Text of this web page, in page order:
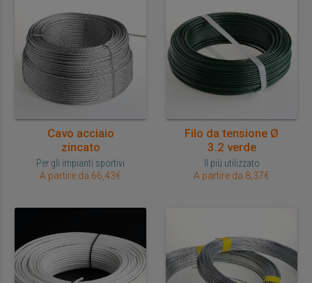
Cavo acciaio
zincato
Per gli impianti sportivi
A partire da 66,43€
Filo da tensione Ø
3.2 verde
Il più utilizzato
A partire da 8,37€